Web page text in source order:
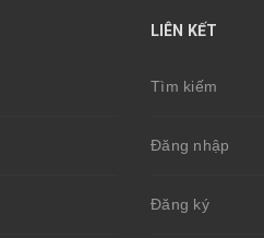
LIÊN KẾT
Tìm kiếm
Đăng nhập
Đăng ký